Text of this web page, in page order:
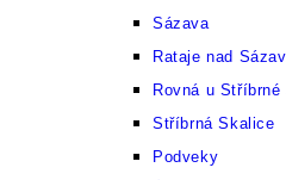
Sázava
Rataje nad
Rovná u
Stříbrná Skalice
Podveky